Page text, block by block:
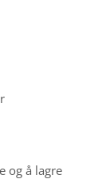
og å lagre